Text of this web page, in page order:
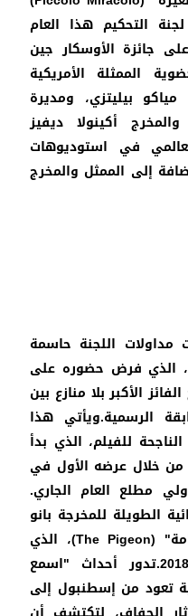
التحكيم هذا العام
على جائزة الأوسكار جين
الممثلة الأمريكية
بيليتزي، ومديرة
أكينولا ديفيز
في استوديوهات
إلى الممثل والمخرج
مداولات اللجنة حاسمة
الذي فرض حضوره على
الأكبر بلا منازع بين
الرسمية.ويأتي هذا
للفيلم، الذي بدأ
من خلال عرضه الأول في
مطلع العام الجاري.
الطويلة للمخرجة بانو
(
The Pigeon)، الذي
عرض أيضا في برلين عام 2018.تدور أحداث "اسمع
تعود من إسطنبول إلى